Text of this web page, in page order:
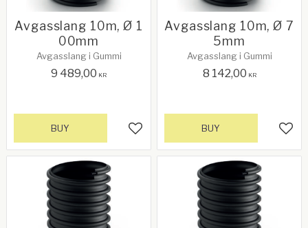
Avgasslang 10m, Ø 1
00mm
Avgasslang i Gummi
9 489,00 KR
Add to favorites
BUY
Avgasslang 10m, Ø 7
5mm
Avgasslang i Gummi
8 142,00 KR
BUY